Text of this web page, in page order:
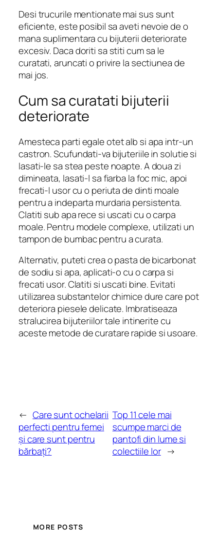
Desi trucurile mentionate mai sus sunt
eficiente, este posibil sa aveti nevoie de o
mana suplimentara cu bijuterii deteriorate
excesiv. Daca doriti sa stiti cum sa le
curatati, aruncati o privire la sectiunea de
mai jos.
Cum sa curatati bijuterii
deteriorate
Amesteca parti egale otet alb si apa intr-un
castron. Scufundati-va bijuteriile in solutie si
lasati-le sa stea peste noapte. A doua zi
dimineata, lasati-l sa fiarba la foc mic, apoi
frecati-l usor cu o periuta de dinti moale
pentru a indeparta murdaria persistenta.
Clatiti sub apa rece si uscati cu o carpa
moale. Pentru modele complexe, utilizati un
tampon de bumbac pentru a curata.
Alternativ, puteti crea o pasta de bicarbonat
de sodiu si apa, aplicati-o cu o carpa si
frecati usor. Clatiti si uscati bine. Evitati
utilizarea substantelor chimice dure care pot
deteriora piesele delicate. Imbratiseaza
stralucirea bijuteriilor tale intinerite cu
aceste metode de curatare rapide si usoare.
← Care sunt ochelarii
perfecti pentru femei
și care sunt pentru
bărbați?
Top 11 cele mai
scumpe marci de
pantofi din lume si
colectiile lor →
MORE POSTS